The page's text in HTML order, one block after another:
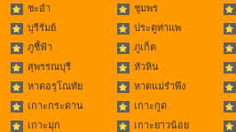
ชะอำ
ชุมพร
บุรีรัมย์
ประตูท่าแพ
ภูชี้ฟ้า
ภูเก็ต
สุพรรณบุรี
หัวหิน
หาดอรุโณทัย
หาดแม่รำพึง
เกาะกระดาน
เกาะกูด
เกาะมุก
เกาะยาวน้อย